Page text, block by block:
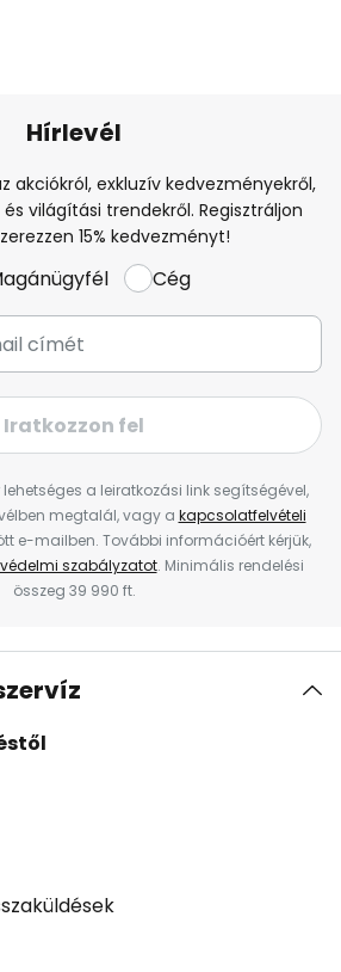
Hírlevél
akciókról, exkluzív kedvezményekről,
világítási trendekről. Regisztráljon
15% kedvezményt!
Cég
Iratkozzon fel
a leiratkozási link segítségével,
megtalál, vagy a kapcsolatfelvételi
e-mailben. További információért kérjük,
szabályzatot. Minimális rendelési
összeg 39 990 ft.